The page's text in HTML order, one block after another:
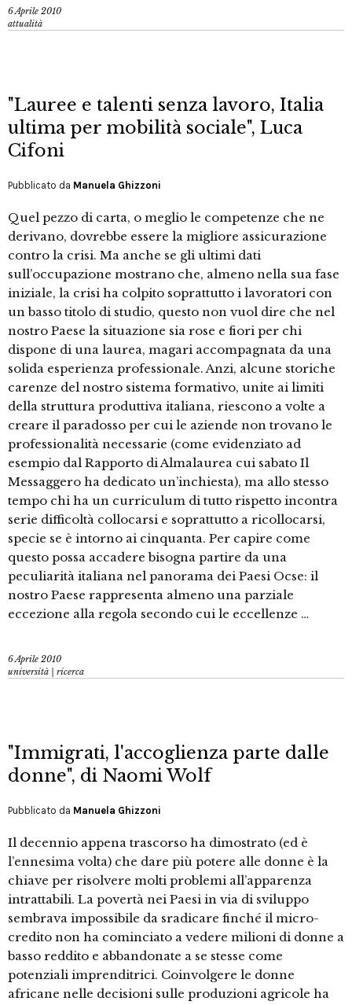
6 Aprile 2010
attualità
"Lauree e talenti senza lavoro, Italia
ultima per mobilità sociale", Luca
Cifoni
Pubblicato da Manuela Ghizzoni
Quel pezzo di carta, o meglio le competenze che ne
derivano, dovrebbe essere la migliore assicurazione
contro la crisi. Ma anche se gli ultimi dati
sull’occupazione mostrano che, almeno nella sua fase
iniziale, la crisi ha colpito soprattutto i lavoratori con
un basso titolo di studio, questo non vuol dire che nel
nostro Paese la situazione sia rose e fiori per chi
dispone di una laurea, magari accompagnata da una
solida esperienza professionale. Anzi, alcune storiche
carenze del nostro sistema formativo, unite ai limiti
della struttura produttiva italiana, riescono a volte a
creare il paradosso per cui le aziende non trovano le
professionalità necessarie (come evidenziato ad
esempio dal Rapporto di Almalaurea cui sabato Il
Messaggero ha dedicato un’inchiesta), ma allo stesso
tempo chi ha un curriculum di tutto rispetto incontra
serie difficoltà collocarsi e soprattutto a ricollocarsi,
specie se è intorno ai cinquanta. Per capire come
questo possa accadere bisogna partire da una
peculiarità italiana nel panorama dei Paesi Ocse: il
nostro Paese rappresenta almeno una parziale
eccezione alla regola secondo cui le eccellenze …
6 Aprile 2010
università | ricerca
"Immigrati, l'accoglienza parte dalle
donne", di Naomi Wolf
Pubblicato da Manuela Ghizzoni
Il decennio appena trascorso ha dimostrato (ed è
l’ennesima volta) che dare più potere alle donne è la
chiave per risolvere molti problemi all’apparenza
intrattabili. La povertà nei Paesi in via di sviluppo
sembrava impossibile da sradicare finché il micro-
credito non ha cominciato a vedere milioni di donne a
basso reddito e abbandonate a se stesse come
potenziali imprenditrici. Coinvolgere le donne
africane nelle decisioni sulle produzioni agricole ha